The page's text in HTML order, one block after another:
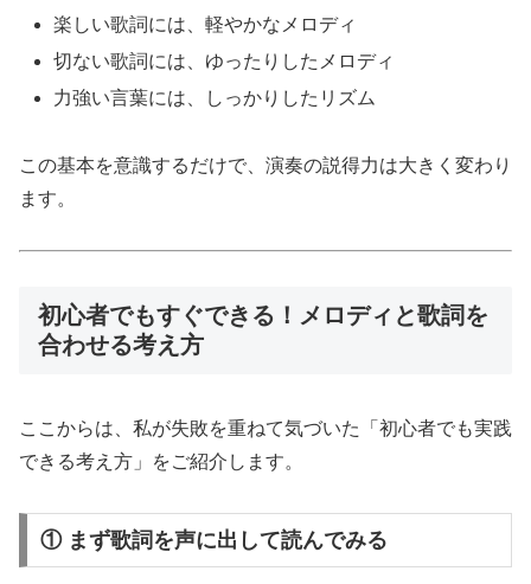
楽しい歌詞には、軽やかなメロディ
切ない歌詞には、ゆったりしたメロディ
力強い言葉には、しっかりしたリズム
この基本を意識するだけで、演奏の説得力は大きく変わり
ます。
初心者でもすぐできる！メロディと歌詞を
合わせる考え方
ここからは、私が失敗を重ねて気づいた「初心者でも実践
できる考え方」をご紹介します。
① まず歌詞を声に出して読んでみる